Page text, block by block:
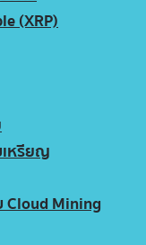
(XRP)
เหรียญ
Cloud Mining